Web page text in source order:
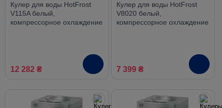
Кулер для воды HotFrost
V115A белый,
компрессорное охлаждение
12 282 ₴
Кулер для воды HotFrost
V8020 белый,
компрессорное охлаждение
7 399 ₴